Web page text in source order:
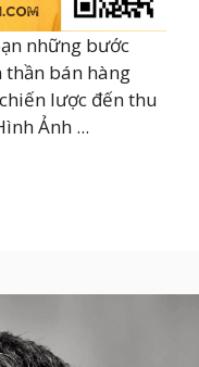
những bước
bán hàng
lược đến thu
Ảnh ...